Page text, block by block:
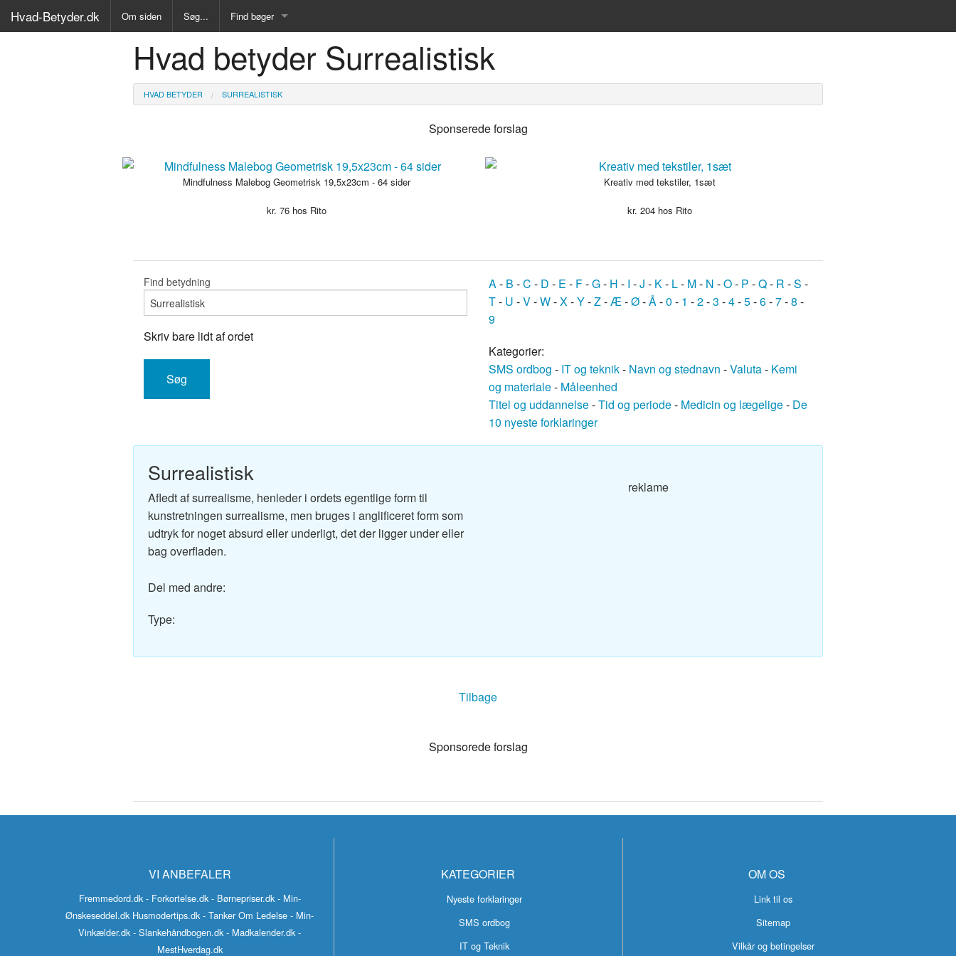
Hvad-Betyder.dk Om siden Søg... Find bøger
Alle Bøger
Ordbog over det danske sprog
Juridisk ordbog
Synonymordbog
Latin-Dansk ordbog
Svensk-Dansk ordbog
Polsk-Dansk ordbog
Hvad betyder Surrealistisk
HVAD BETYDER SURREALISTISK
Sponserede forslag
Mindfulness Malebog Geometrisk 19,5x23cm - 64 sider
kr. 76 hos Rito
Kreativ med tekstiler, 1sæt
kr. 204hos Rito
Find betydning
Skriv bare lidt af ordet
A- B -C - D - E - F-G- H - I -J - K- L- M- N -O- P -Q- R -S -
T- U -V-W-X-Y-Z-Æ-Ø-Å-0 - 1 -2-3 -4-5-6-7-8 -
9
Kategorier:
SMS ordbog - IT og teknik- Navn og stednavn -Valuta- Kemi
og materiale- Måleenhed
Titel og uddannelse-Tid og periode- Medicin og lægelige- De
10 nyeste forklaringer
Surrealistisk
Afledt af surrealisme, henleder i ordets egentlige form til
kunstretningen surrealisme, men bruges i anglificeret form som
udtryk for noget absurd eller underligt, det der ligger under eller
bag overfladen.
Del med andre:
Type:
reklame
Tilbage
Sponsorede forslag
VI ANBEFALER
Fremmedord.dk - Forkortelse.dk - Børnepriser.dk - Min-
Ønskeseddel.dk Husmodertips.dk - Tanker Om Ledelse - Min-
Vinkælder.dk - Slankehåndbogen.dk - Madkalender.dk -
MestHverdag.dk
KATEGORIER
Nyeste forklaringer
SMS ordbog
IT og Teknik
OM OS
Link til os
Sitemap
Vilkår og betingelser